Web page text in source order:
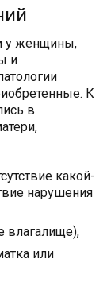
у женщины,
и
К
в
какой-
нарушения
влагалище),
или